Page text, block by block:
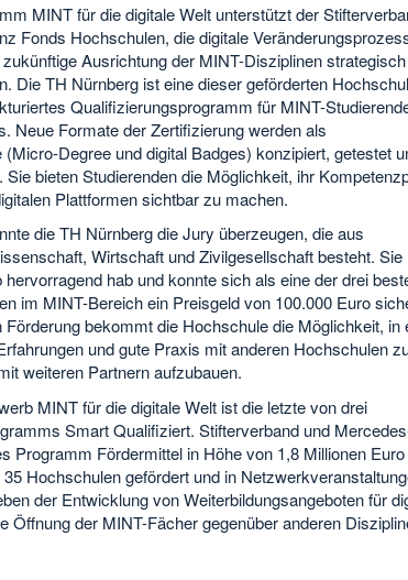
MINT für die digitale Welt unterstützt der
Fonds Hochschulen, die digitale
Ausrichtung der MINT-Disziplinen
Die TH Nürnberg ist eine dieser geförderten
Qualifizierungsprogramm für MINT-
Neue Formate der Zertifizierung werden als
Degree und digital Badges) konzipiert, getestet
Sie bieten Studierenden die Möglichkeit, ihr
Plattformen sichtbar zu machen.
die TH Nürnberg die Jury überzeugen, die aus
Wirtschaft und Zivilgesellschaft besteht. Sie
hab und konnte sich als eine der drei
im MINT-Bereich ein Preisgeld von 100.000 Euro
Förderung bekommt die Hochschule die Möglichkeit, in
und gute Praxis mit anderen Hochschulen
weiteren Partnern aufzubauen.
MINT für die digitale Welt ist die letzte von drei
Smart Qualifiziert. Stifterverband und
Programm Fördermittel in Höhe von 1,8 Millionen Euro
Hochschulen gefördert und in
der Entwicklung von Weiterbildungsangeboten für
Öffnung der MINT-Fächer gegenüber anderen